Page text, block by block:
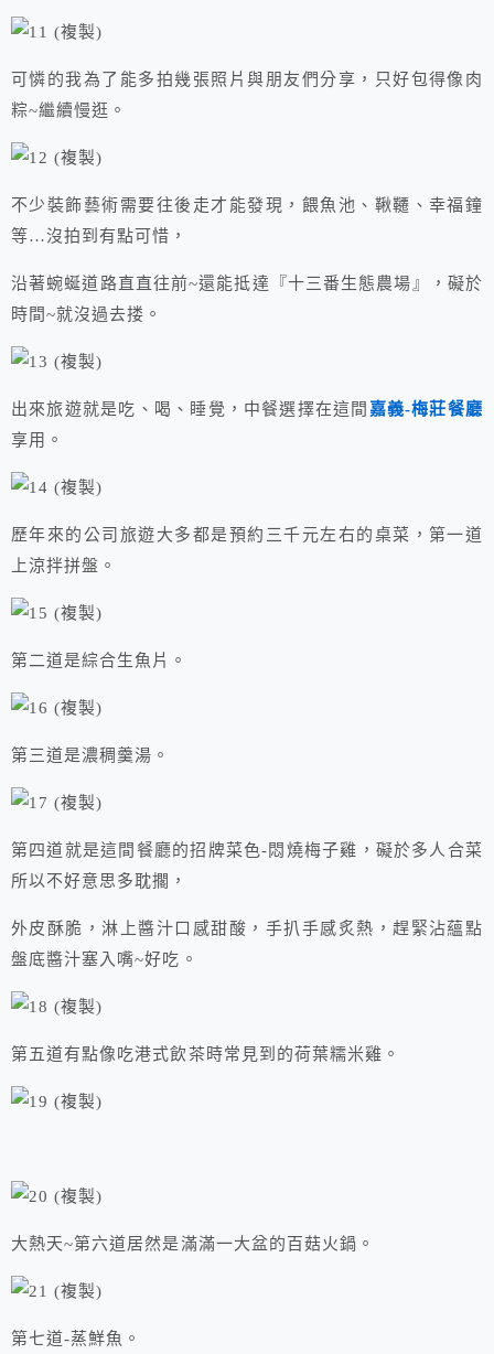
可憐的我為了能多拍幾張照片與朋友們分享，只好包得像肉
粽~繼續慢逛。
不少裝飾藝術需要往後走才能發現，餵魚池、鞦韆、幸福鐘
等…沒拍到有點可惜，
沿著蜿蜒道路直直往前~還能抵達『十三番生態農場』，礙於
時間~就沒過去搂。
出來旅遊就是吃、喝、睡覺，中餐選擇在這間 嘉義-梅莊餐廳
享用。
歷年來的公司旅遊大多都是預約三千元左右的桌菜，第一道
上涼拌拼盤。
第二道是綜合生魚片。
第三道是濃稠羹湯。
第四道就是這間餐廳的招牌菜色-悶燒梅子雞，礙於多人合菜
所以不好意思多耽擱，
外皮酥脆，淋上醬汁口感甜酸，手扒手感炙熱，趕緊沾蘊點
盤底醬汁塞入嘴~好吃。
第五道有點像吃港式飲茶時常見到的荷葉糯米雞。
大熱天~第六道居然是滿滿一大盆的百菇火鍋。
第七道-蒸鮮魚。